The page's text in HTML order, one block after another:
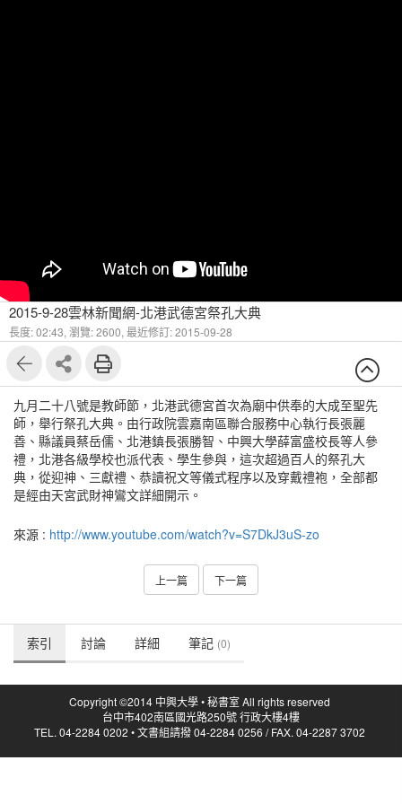
2015-9-28雲林新聞網-北港武德宮祭孔大典
長度: 02:43, 瀏覽: 2600, 最近修訂: 2015-09-28
九月二十八號是教師節，北港武德宮首次為廟中供奉的大成至聖先
師，舉行祭孔大典。由行­政院雲嘉南區聯合服務中心執行長張麗
善、縣議員蔡岳儒、北港鎮長張勝智、 中興大學薛富盛校長等人參
禮，北港各級學校也派代表、學生參與，這次超過百人的祭孔大
典， ­從迎神、三獻禮、恭讀祝文等儀式程序以及穿戴禮袍，全部都
是經由天宮武財神鸞文詳細開­示。
來源 : http://www.youtube.com/watch?v=S7DkJ3uS-zo
上一篇 下一篇
索引 討論 詳細 筆記 (0)
Copyright ©2014 中興大學 • 秘書室 All rights reserved
台中市402南區國光路250號 行政大樓4樓
TEL. 04-2284 0202 • 文書組請撥 04-2284 0256 / FAX. 04-2287 3702